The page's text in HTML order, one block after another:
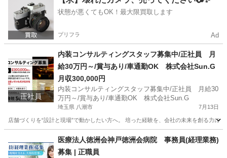
状態が悪くてもOK！最大限買取します
プリフラ Ad
正社員
内装コンサルティングスタッフ募集中/正社員 月
給30万円～/賞与あり/車通勤OK 株式会社Sun.G
月収300,000円
内装コンサルティングスタッフ募集中/正社員 月給30
万円～/賞与あり/車通勤OK 株式会社Sun.G
埼玉県 八潮市 7月13日
店舗づくりを“設計と現場”で動かしたい方へ。 培った経験を、会社の未来を創る力
その他
医療法人徳洲会神戸徳洲会病院 事務員(経理業務)
募集 | 正職員